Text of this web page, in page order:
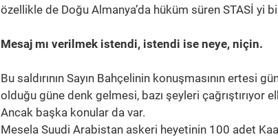
özellikle de Doğu Almanya’da hüküm süren STASİ yi
Mesaj mı verilmek istendi, istendi ise neye, niçin.
Bu saldırının Sayın Bahçelinin konuşmasının ertesi
olduğu güne denk gelmesi, bazı şeyleri çağrıştırıyor
Ancak başka konular da var.
Mesela Suudi Arabistan askeri heyetinin 100 adet